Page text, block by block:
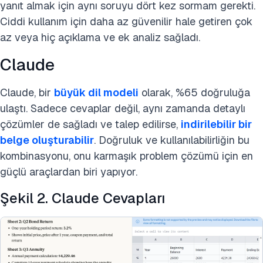
yanıt almak için aynı soruyu dört kez sormam gerekti.
Ciddi kullanım için daha az güvenilir hale getiren çok
az veya hiç açıklama ve ek analiz sağladı.
Claude
Claude, bir büyük dil modeli olarak, %65 doğruluğa
ulaştı. Sadece cevaplar değil, aynı zamanda detaylı
çözümler de sağladı ve talep edilirse, indirilebilir bir
belge oluşturabilir. Doğruluk ve kullanılabilirliğin bu
kombinasyonu, onu karmaşık problem çözümü için en
güçlü araçlardan biri yapıyor.
Şekil 2. Claude Cevapları